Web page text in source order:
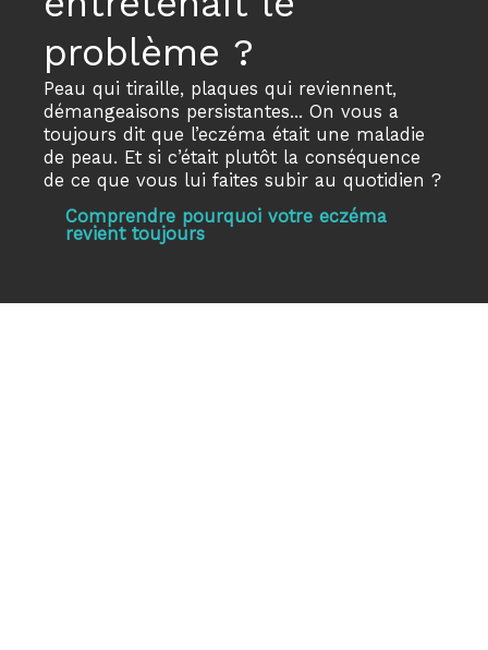
problème ?
Peau qui tiraille, plaques qui reviennent,
démangeaisons persistantes... On vous a
toujours dit que l’eczéma était une maladie
de peau. Et si c’était plutôt la conséquence
de ce que vous lui faites subir au quotidien ?
Comprendre pourquoi votre eczéma
revient toujours